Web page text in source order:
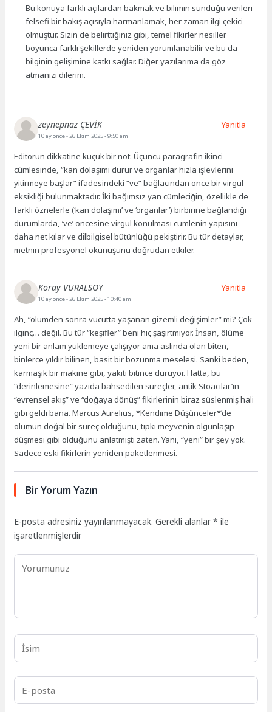
Bu konuya farklı açılardan bakmak ve bilimin sunduğu verileri
felsefi bir bakış açısıyla harmanlamak, her zaman ilgi çekici
olmuştur. Sizin de belirttiğiniz gibi, temel fikirler nesiller
boyunca farklı şekillerde yeniden yorumlanabilir ve bu da
bilginin gelişimine katkı sağlar. Diğer yazılarıma da göz
atmanızı dilerim.
zeynepnaz ÇEVİK
10 ay önce- 26 Ekim 2025 - 9:50 am
Editörün dikkatine küçük bir not: Üçüncü paragrafın ikinci
cümlesinde, “kan dolaşımı durur ve organlar hızla işlevlerini
yitirmeye başlar” ifadesindeki “ve” bağlacından önce bir virgül
eksikliği bulunmaktadır. İki bağımsız yan cümleciğin, özellikle de
farklı öznelerle (‘kan dolaşımı’ ve ‘organlar’) birbirine bağlandığı
durumlarda, ‘ve’ öncesine virgül konulması cümlenin yapısını
daha net kılar ve dilbilgisel bütünlüğü pekiştirir. Bu tür detaylar,
metnin profesyonel okunuşunu doğrudan etkiler.
Yanıtla
Koray VURALSOY
10 ay önce- 26 Ekim 2025 - 10:40 am
Ah, “ölümden sonra vücutta yaşanan gizemli değişimler” mi? Çok
ilginç… değil. Bu tür “keşifler” beni hiç şaşırtmıyor. İnsan, ölüme
yeni bir anlam yüklemeye çalışıyor ama aslında olan biten,
binlerce yıldır bilinen, basit bir bozunma meselesi. Sanki beden,
karmaşık bir makine gibi, yakıtı bitince duruyor. Hatta, bu
“derinlemesine” yazıda bahsedilen süreçler, antik Stoacılar’ın
“evrensel akış” ve “doğaya dönüş” fikirlerinin biraz süslenmiş hali
gibi geldi bana. Marcus Aurelius, *Kendime Düşünceler*’de
ölümün doğal bir süreç olduğunu, tıpkı meyvenin olgunlaşıp
düşmesi gibi olduğunu anlatmıştı zaten. Yani, “yeni” bir şey yok.
Sadece eski fikirlerin yeniden paketlenmesi.
Yanıtla
Bir Yorum Yazın
E-posta adresiniz yayınlanmayacak. Gerekli alanlar* ile
işaretlenmişlerdir